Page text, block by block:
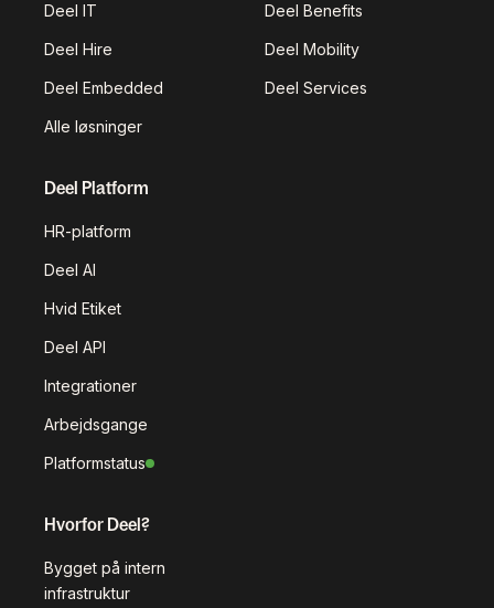
Deel IT Deel Benefits
Deel Hire Deel Mobility
Deel Embedded Deel Services
Alle løsninger
Deel Platform
HR-platform
Deel AI
Hvid Etiket
Deel API
Integrationer
Arbejdsgange
Platformstatus
Hvorfor Deel?
Bygget på intern
infrastruktur